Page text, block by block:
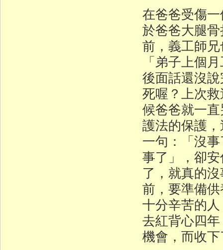
在爸爸受傷
於爸爸大腿
前，義工師
「弟子上個
後面話還沒
死喔？上次
候爸爸就一
護法的保護
一句：「沒
事了」，卻
了，就真的
前，要準備
十分辛苦的
去紅背心四
機會，而收